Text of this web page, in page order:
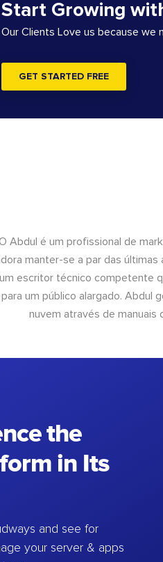
Start Growing
Our Clients Love us because we
GET STARTED FREE
Abdul é um profissional de
manter-se a par das
um escritor técnico competente
para um público alargado. Abdul
nuvem através de manuais
the
in Its
and see for
your server & apps